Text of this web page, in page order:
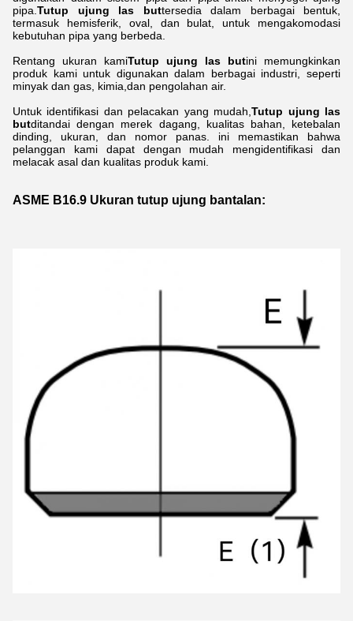
pipa. Tutup ujung las buttersedia dalam berbagai bentuk,
termasuk hemisferik, oval, dan bulat, untuk mengakomodasi
kebutuhan pipa yang berbeda.
Rentang ukuran kamiTutup ujung las butini memungkinkan
produk kami untuk digunakan dalam berbagai industri, seperti
minyak dan gas, kimia,dan pengolahan air.
Untuk identifikasi dan pelacakan yang mudah,Tutup ujung las
butditandai dengan merek dagang, kualitas bahan, ketebalan
dinding, ukuran, dan nomor panas. ini memastikan bahwa
pelanggan kami dapat dengan mudah mengidentifikasi dan
melacak asal dan kualitas produk kami.
ASME B16.9 Ukuran tutup ujung bantalan: